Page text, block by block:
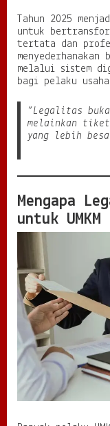
d
a
s
i
H
u
m
u
n
k
i
s
y
g
T
n
g
g
u
d
Tahun 2025
untuk
tertata dan
melalui sistem
bagi pelaku
“Legalitas
melainkan
yang lebih
Mengapa
untuk UMKM